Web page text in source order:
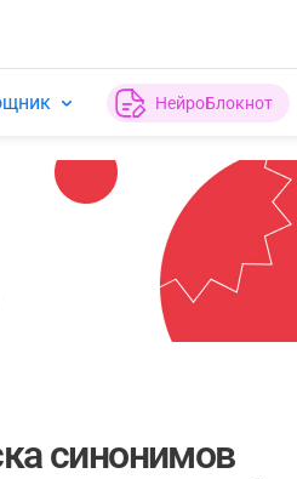
НейроБлокнот
синонимов